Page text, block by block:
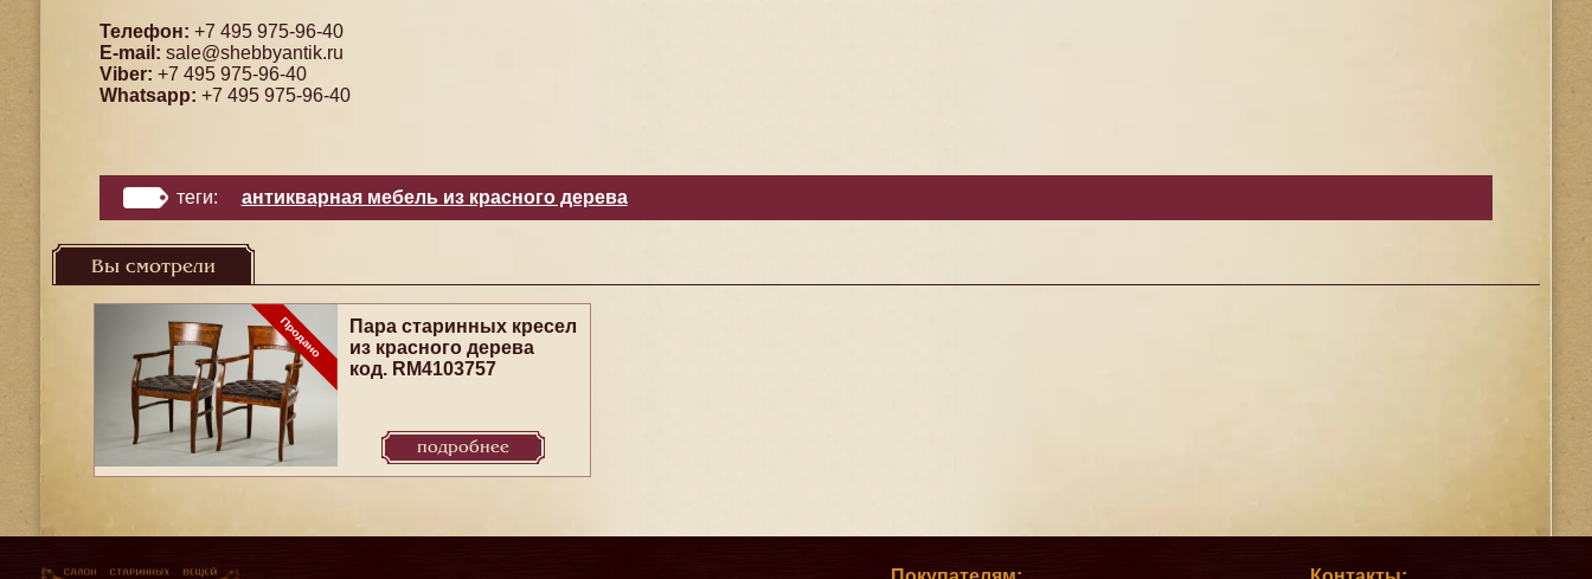
Телефон: +7 495 975-96-40
E-mail: sale@shebbyantik.ru
Viber: +7 495 975-96-40
Whatsapp: +7 495 975-96-40
теги: антикварная мебель из красного дерева
Вы смотрели
Пара старинных кресел
из красного дерева
код. RM4103757
подробнее